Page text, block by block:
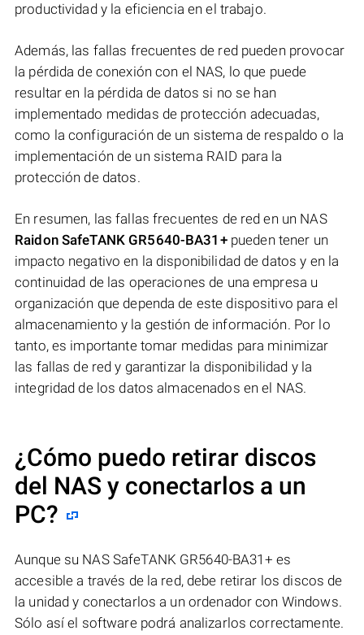
productividad y la eficiencia en el trabajo.
Además, las fallas frecuentes de red pueden provocar
la pérdida de conexión con el NAS, lo que puede
resultar en la pérdida de datos si no se han
implementado medidas de protección adecuadas,
como la configuración de un sistema de respaldo o la
implementación de un sistema RAID para la
protección de datos.
En resumen, las fallas frecuentes de red en un NAS
Raidon SafeTANK GR5640-BA31+pueden tener un
impacto negativo en la disponibilidad de datos y en la
continuidad de las operaciones de una empresa u
organización que dependa de este dispositivo para el
almacenamiento y la gestión de información. Por lo
tanto, es importante tomar medidas para minimizar
las fallas de red y garantizar la disponibilidad y la
integridad de los datos almacenados en el NAS.
¿Cómo puedo retirar discos
del NAS y conectarlos a un
PC?
Aunque su NAS SafeTANK GR5640-BA31+ es
accesible a través de la red, debe retirar los discos de
la unidad y conectarlos a un ordenador con Windows.
Sólo así el software podrá analizarlos correctamente.